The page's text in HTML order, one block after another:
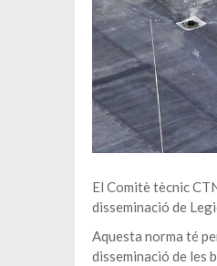
El Comitè tècnic
disseminació de
Aquesta norma té
disseminació de les